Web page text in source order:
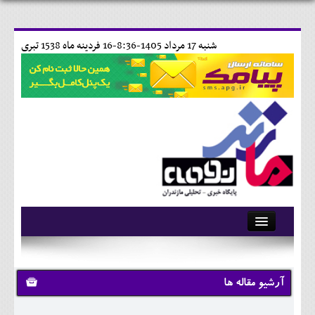
16 فردينه ماه 1538 تبری شنبه 17 مرداد 1405-8:36-
آرشیو
تماس با ما
وبلاگ
آرشیو مقاله ها